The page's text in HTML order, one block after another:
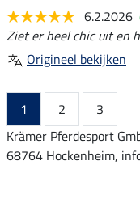
6.2.2026
Ziet er heel chic uit en
Origineel bekijken
1 2
3
Krämer Pferdesport
68764 Hockenheim,